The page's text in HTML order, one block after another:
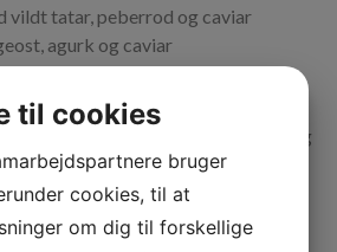
vildt tatar, peberrod og caviar
agurk og caviar
confiteret æggeblomme, panchetta og
caviar
2.ret
til cookies
bruger
cookies, til at
om dig til forskellige